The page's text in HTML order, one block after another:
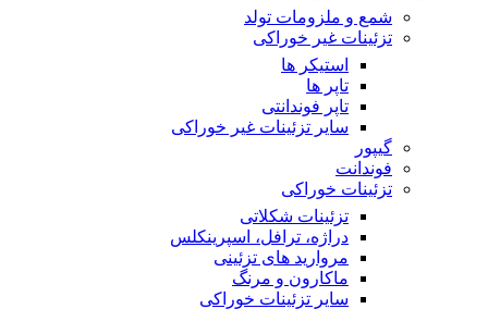
شمع و ملزومات تولد
تزئینات غیر خوراکی
استیکر ها
تاپر ها
تاپر فوندانتی
سایر تزئینات غیر خوراکی
گیپور
فوندانت
تزئینات خوراکی
تزئینات شکلاتی
دراژه، ترافل، اسپرینکلس
مروارید های تزئینی
ماکارون و مرنگ
سایر تزئینات خوراکی